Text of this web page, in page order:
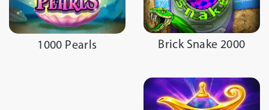
1000 Pearls Brick Snake 2000